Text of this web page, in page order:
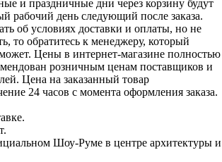
и праздничные дни через корзину будут
рабочий день следующий после заказа.
об условиях доставки и оплаты, но не
то обратитесь к менеджеру, который
Цены в интернет-магазине полностью
розничным ценам поставщиков и
Цена на заказанный товар
24 часов с момента оформления заказа.
Шоу-Руме в центре архитектуры и